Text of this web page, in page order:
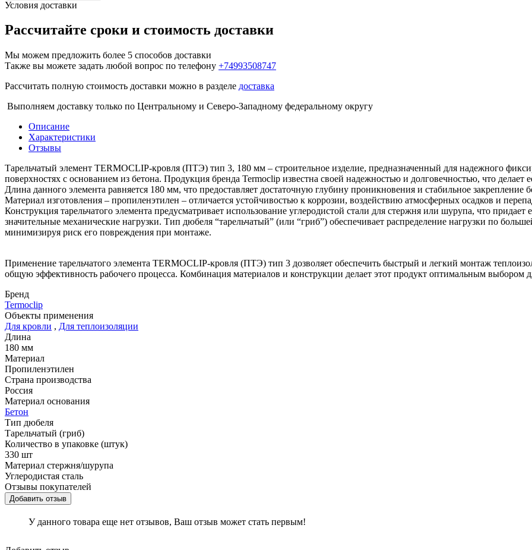
Условия доставки
Рассчитайте сроки и стоимость доставки
Мы можем предложить более 5 способов доставки
Также вы можете задать любой вопрос по телефону +74993508747
Рассчитать полную стоимость доставки можно в разделе доставка
Выполняем доставку только по Центральному и Северо-Западному федеральному округу
Описание
Характеристики
Отзывы
Тарельчатый элемент TERMOCLIP-кровля (ПТЭ) тип 3, 180 мм – строительное изделие, предназначенный для надежного
поверхностях с основанием из бетона. Продукция бренда Termoclip известна своей надежностью и долговечностью, что
Длина данного элемента равняется 180 мм, что предоставляет достаточную глубину проникновения и стабильное
Материал изготовления – пропиленэтилен – отличается устойчивостью к коррозии, воздействию атмосферных осадков и
Конструкция тарельчатого элемента предусматривает использование углеродистой стали для стержня или шурупа, что
значительные механические нагрузки. Тип дюбеля “тарельчатый” (или “гриб”) обеспечивает распределение нагрузки по
минимизируя риск его повреждения при монтаже.
Применение тарельчатого элемента TERMOCLIP-кровля (ПТЭ) тип 3 дозволяет обеспечить быстрый и легкий монтаж
общую эффективность рабочего процесса. Комбинация материалов и конструкции делает этот продукт оптимальным выбором
Бренд
Termoclip
Объекты применения
Для кровли , Для теплоизоляции
Длина
180 мм
Материал
Пропиленэтилен
Страна производства
Россия
Материал основания
Бетон
Тип дюбеля
Тарельчатый (гриб)
Количество в упаковке (штук)
330 шт
Материал стержня/шурупа
Углеродистая сталь
Отзывы покупателей
Добавить отзыв
У данного товара еще нет отзывов, Ваш отзыв может стать первым!